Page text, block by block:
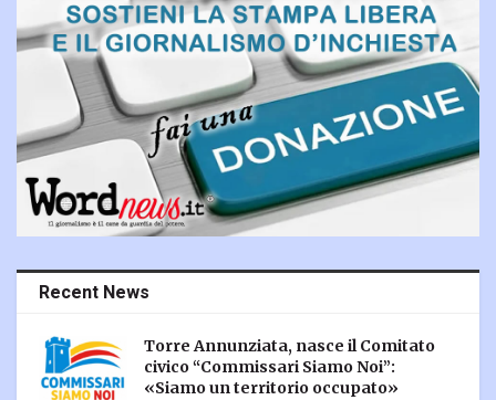
Recent News
Torre Annunziata, nasce il Comitato
civico “Commissari Siamo Noi”:
«Siamo un territorio occupato»